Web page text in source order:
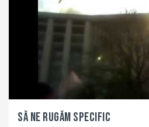
Să ne rugăm specific